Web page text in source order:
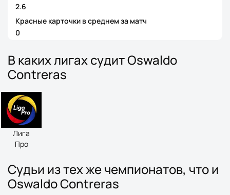
2.6
Красные карточки в среднем за матч
0
В каких лигах судит Oswaldo
Contreras
Лига
Про
Судьи из тех же чемпионатов, что и
Oswaldo Contreras